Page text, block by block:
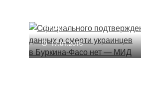
МИД
17.01.2016